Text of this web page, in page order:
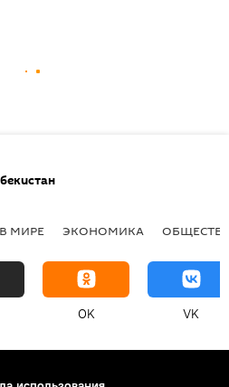
В МИРЕ ЭКОНОМИКА
OK VK